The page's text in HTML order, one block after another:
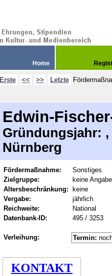
Home
Erste << >> Letzte
Edwin-
Gründungsjahr:
Nürnberg
Fördermaßnahme:
Sonstiges
Zielgruppe:
keine Angabe
Altersbeschränkung:
keine
Vergabe:
jährlich
Reichweite:
National
Datenbank-ID:
495 / 3253
Verleihung: Termin:
KONTAKT